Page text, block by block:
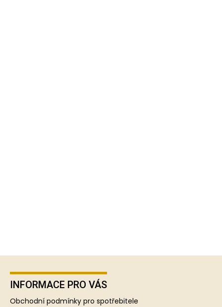
INFORMACE PRO VÁS
Obchodní podmínky pro spotřebitele